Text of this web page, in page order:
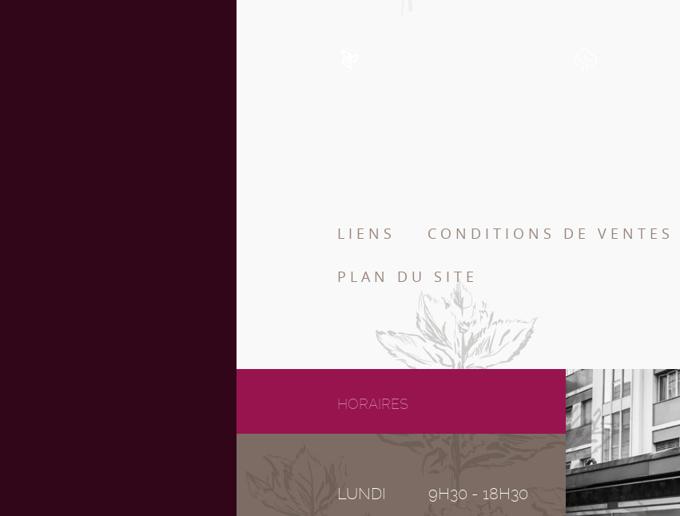
LIENS CONDITIONS DE VENTES
PLAN DU SITE
HORAIRES
LUNDI 9H30 - 18H30